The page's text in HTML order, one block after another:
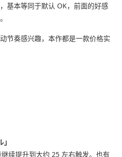
基本等同于默认 OK，前面的好感
节奏感兴趣，本作都是一款价格实
续提升到大约 25 左右触发。也有